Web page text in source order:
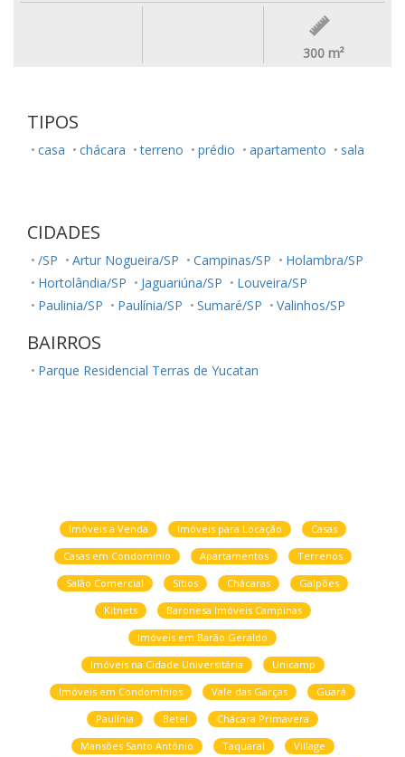
300 m²
TIPOS
casa chácara terreno prédio apartamento sala
CIDADES
/SP Artur Nogueira/SP Campinas/SP
Holambra/SP
Hortolândia/SP
Jaguariúna/SP
Louveira/SP
Paulinia/SP
Paulínia/SP Sumaré/SP Valinhos/SP
BAIRROS
Parque Residencial Terras de Yucatan
Imóveis a Venda Imóveis para Locação
Casas
Casas em Condomínio
Apartamentos
Terrenos
Salão Comercial
Sítios Chácaras
Galpões
Kitnets
Baronesa Imóveis Campinas
Imóveis em Barão Geraldo
Imóveis na Cidade Universitária
Unicamp
Imóveis em Condomínios
Vale das Garças
Guará
Paulínia
Betel
Chácara Primavera
Mansões Santo Antônio
Taquaral
Village